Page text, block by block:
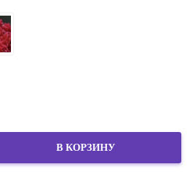
В КОРЗИНУ